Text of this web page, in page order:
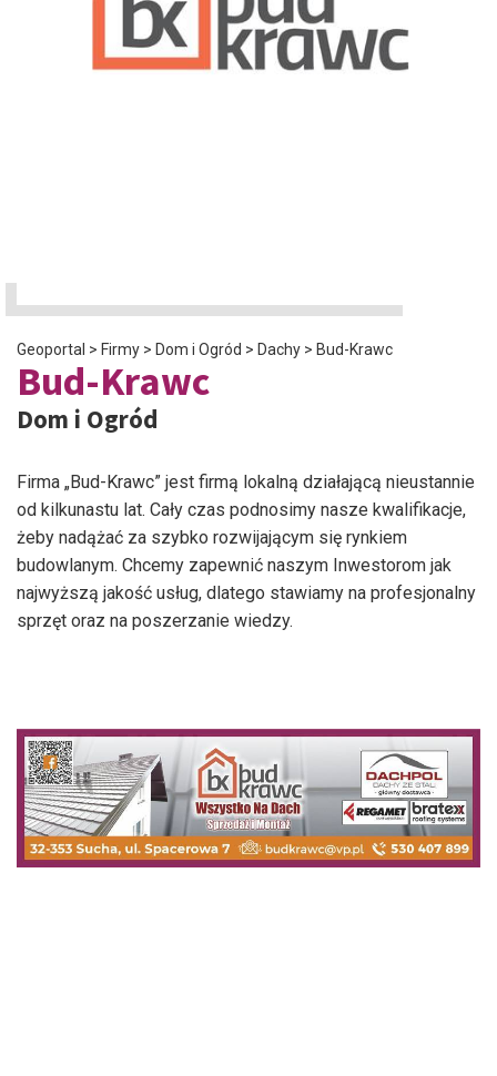
Geoportal > Firmy > Dom i Ogród > Dachy > Bud-Krawc
Bud-Krawc
Dom i Ogród
Firma „Bud-Krawc” jest firmą lokalną działającą nieustannie
od kilkunastu lat. Cały czas podnosimy nasze kwalifikacje,
żeby nadążać za szybko rozwijającym się rynkiem
budowlanym. Chcemy zapewnić naszym Inwestorom jak
najwyższą jakość usług, dlatego stawiamy na profesjonalny
sprzęt oraz na poszerzanie wiedzy.